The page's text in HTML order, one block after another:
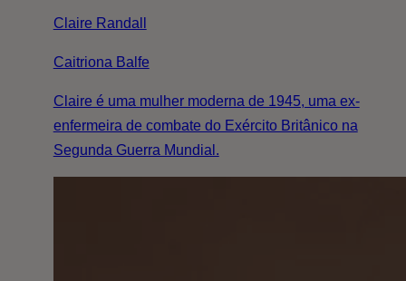
Claire Randall
Caitriona Balfe
Claire é uma mulher moderna de 1945, uma ex-
enfermeira de combate do Exército Britânico na
Segunda Guerra Mundial.